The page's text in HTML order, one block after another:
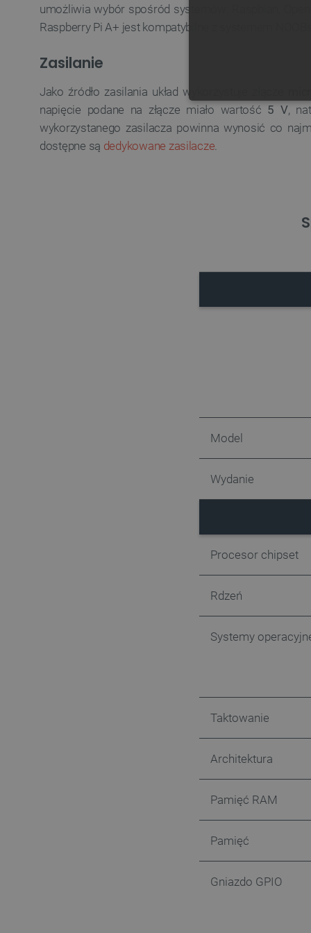
umożliwia wybór spośród systemów: Raspbian,
Raspberry Pi A+ jest kompatybilne z systemem NOOBs
Zasilanie
Jako źródło zasilania układ wykorzystuje złącze
napięcie podane na złącze miało wartość 5 V,
wykorzystanego zasilacza powinna wynosić co
dostępne są dedykowane zasilacze.
Model
Wydanie
Procesor chipset
Rdzeń
Systemy
Taktowanie
Architektura
Pamięć RAM
Pamięć
Gniazdo GPIO
__cf_bm
_smvs
isListDisplay
_lb_ccc